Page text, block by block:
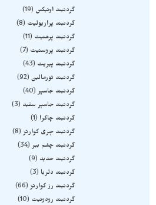
گردنبند اونیکس
19
گردنبند پرازیولیت
8
گردنبند پرهنیت
11
گردنبند پروستیت
7
گردنبند پیریت
43
گردنبند تورمالین 92
گردنبند جاسپر 40
گردنبند جاسپر سفید
3
گردنبند چاکرا
1
گردنبند چری کوارتز 8
گردنبند چشم ببر 34
گردنبند حدید
9
گردنبند دلربا
3
گردنبند رز کوارتز 66
گردنبند رودونیت
10